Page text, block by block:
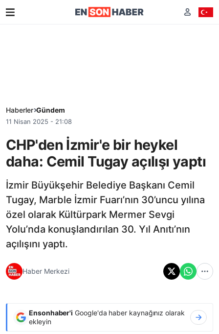
Haberler Gündem
11 Nisan 2025 - 21:08
CHP'den İzmir'e bir heykel
daha: Cemil Tugay açılışı yaptı
İzmir Büyükşehir Belediye Başkanı Cemil
Tugay, Marble İzmir Fuarı’nın 30’uncu yılına
özel olarak Kültürpark Mermer Sevgi
Yolu’nda konuşlandırılan 30. Yıl Anıtı’nın
açılışını yaptı.
Haber Merkezi
Ensonhaber'i Google'da haber kaynağınız olarak
ekleyin